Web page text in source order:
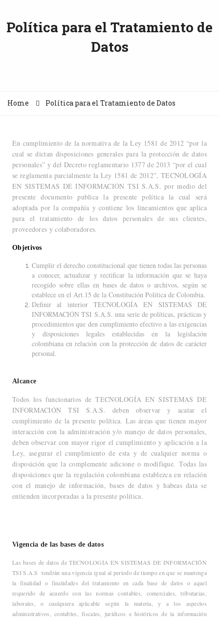
Política para el Tratamiento de
Datos
Home Política para el Tratamiento de Datos
En cumplimiento de la normativa de la Ley 1581 de 2012 “por la
cual se dictan disposiciones generales para la protección de datos
personales” y del Decreto reglamentario 1377 de 2013 “por el cual
se reglamenta parcialmente la Ley 1581 de 2012”, TECNOLOGÍA
EN SISTEMAS DE INFORMACIÓN TSI S.A.S. por medio del
presente documento publica la presente política la cual será
adoptada por la compañía y contiene los lineamientos que aplica
para el tratamiento de los datos personales de sus clientes,
proveedores y colaboradores.
Objetivos
Cumplir el derecho constitucional que tienen todas las personas
a conocer, actualizar y rectificar la información que se haya
recogido sobre ellas en bases de datos o archivos, según se
establece en el Art.15 de la Constitución Política de Colombia.
Definir al interior TECNOLOGÍA EN SISTEMAS DE
INFORMACIÓN TSI S.A.S. una serie de políticas, prácticas y
procedimientos que den cumplimiento efectivo a las exigencias
y disposiciones legales establecidas en la legislación
colombiana en relación con la protección de datos de carácter
personal.
Alcance
Todos los funcionarios de TECNOLOGÍA EN SISTEMAS DE
INFORMACIÓN TSI S.A.S. deben observar y acatar el
cumplimiento de la presente política. Las áreas que tienen mayor
interacción con la administración y/o manejo de datos personales,
deben observar con mayor rigor el cumplimiento y aplicación a la
Ley, asegurar el cumplimiento de esta y de cualquier norma o
disposición que la complemente adicione o modifique. Todas las
disposiciones que la regulación colombiana establezca en relación
con el manejo de información, bases de datos y habeas data se
entienden incorporadas a la presente política.
Vigencia de las bases de datos
Las bases de datos de TECNOLOGÍA EN SISTEMAS DE INFORMACIÓN
TSI S.A.S tendrán una vigencia igual al periodo de tiempo en que se mantenga
la finalidad o finalidades del tratamiento en cada base de datos o aquel
requerido de acuerdo con las normas contables, comerciales, tributarias,
laborales, o cualquiera aplicable según la materia, y a los aspectos
administrativos, contables, fiscales, jurídicos e históricos de la información